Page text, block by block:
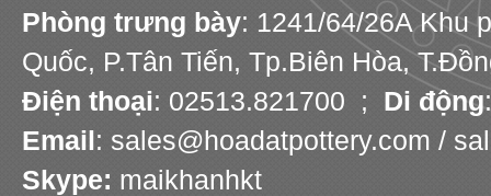
Phòng trưng bày: 1241/64/26A Khu
Quốc, P.Tân Tiến, Tp.Biên Hòa,
Điện thoại: 02513.821700 ; Di động
Email: sales@hoadatpottery.com /
Skype: maikhanhkt